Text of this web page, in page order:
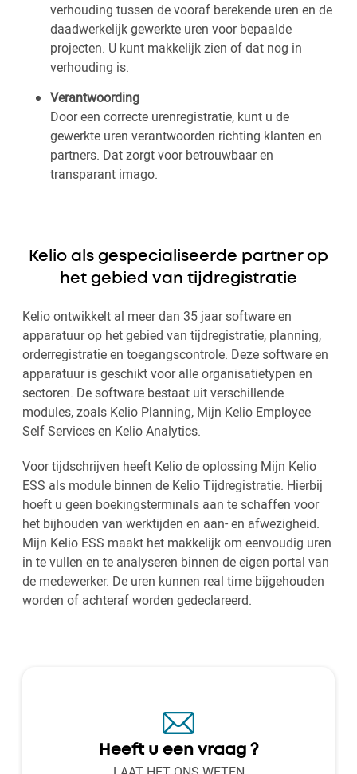
verhouding tussen de vooraf berekende uren en de
daadwerkelijk gewerkte uren voor bepaalde
projecten. U kunt makkelijk zien of dat nog in
verhouding is.
Verantwoording
Door een correcte urenregistratie, kunt u de
gewerkte uren verantwoorden richting klanten en
partners. Dat zorgt voor betrouwbaar en
transparant imago.
Kelio als gespecialiseerde partner op
het gebied van tijdregistratie
Kelio ontwikkelt al meer dan 35 jaar software en
apparatuur op het gebied van tijdregistratie, planning,
orderregistratie en toegangscontrole. Deze software en
apparatuur is geschikt voor alle organisatietypen en
sectoren. De software bestaat uit verschillende
modules, zoals Kelio Planning, Mijn Kelio Employee
Self Services en Kelio Analytics.
Voor tijdschrijven heeft Kelio de oplossing Mijn Kelio
ESS als module binnen de Kelio Tijdregistratie. Hierbij
hoeft u geen boekingsterminals aan te schaffen voor
het bijhouden van werktijden en aan- en afwezigheid.
Mijn Kelio ESS maakt het makkelijk om eenvoudig uren
in te vullen en te analyseren binnen de eigen portal van
de medewerker. De uren kunnen real time bijgehouden
worden of achteraf worden gedeclareerd.
Heeft u een vraag ?